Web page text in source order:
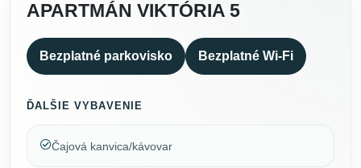
APARTMÁN VIKTÓRIA 5
Bezplatné parkovisko Bezplatné Wi-Fi
ĎALŠIE VYBAVENIE
Čajová kanvica/kávovar